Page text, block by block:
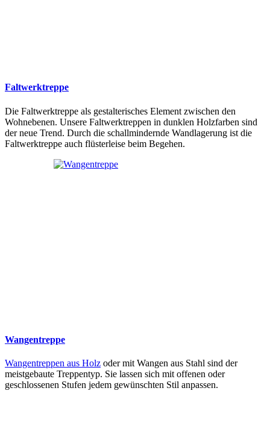
Faltwerktreppe
Die Faltwerktreppe als gestalterisches Element zwischen den
Wohnebenen. Unsere Faltwerktreppen in dunklen Holzfarben sind
der neue Trend. Durch die schallmindernde Wandlagerung ist die
Faltwerktreppe auch flüsterleise beim Begehen.
Wangentreppe
Wangentreppen aus Holz oder mit Wangen aus Stahl sind der
meistgebaute Treppentyp. Sie lassen sich mit offenen oder
geschlossenen Stufen jedem gewünschten Stil anpassen.